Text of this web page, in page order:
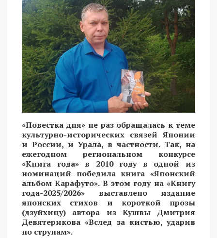
«Повестка дня» не раз обращалась к теме
культурно-исторических связей Японии
и России, и Урала, в частности. Так, на
ежегодном региональном конкурсе
«Книга года» в 2010 году в одной из
номинаций победила книга «Японский
альбом Карафуто». В этом году на «Книгу
года-2025/2026» выставлено издание
японских стихов и короткой прозы
(дзуйхицу) автора из Кушвы Дмитрия
Девятерикова «Вслед за кистью, ударив
по струнам».